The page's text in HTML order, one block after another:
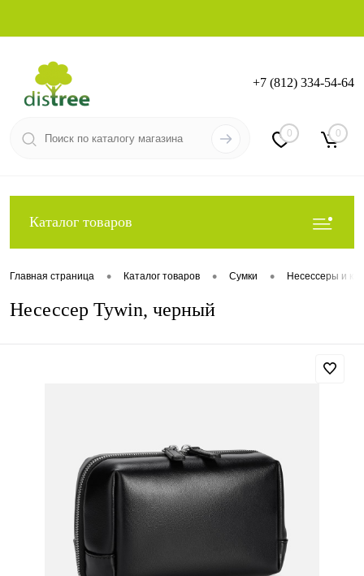
Вход Регистрация
+7 (812) 334-54-64
0 0
Каталог товаров
Главная страница • Каталог товаров • Сумки • Несессеры и
Несессер Tywin, черный